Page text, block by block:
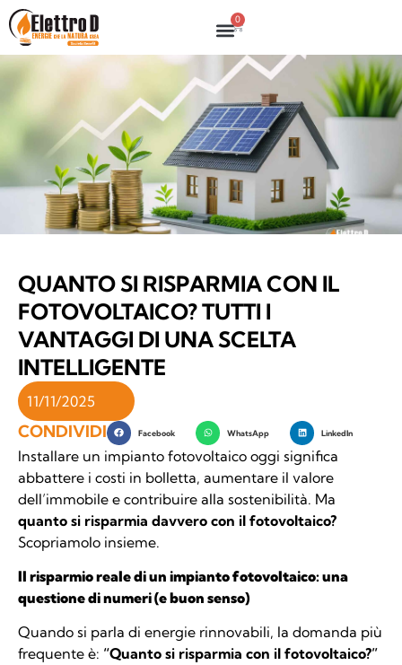
0
QUANTO SI RISPARMIA CON IL
FOTOVOLTAICO? TUTTI I
VANTAGGI DI UNA SCELTA
INTELLIGENTE
11/11/2025
CONDIVIDI Facebook WhatsApp LinkedIn
Installare un impianto fotovoltaico oggi significa
abbattere i costi in bolletta, aumentare il valore
dell’immobile e contribuire alla sostenibilità. Ma
quanto si risparmia davvero con il fotovoltaico?
Scopriamolo insieme.
Il risparmio reale di un impianto fotovoltaico: una
questione di numeri (e buon senso)
Quando si parla di energie rinnovabili, la domanda più
frequente è: “Quanto si risparmia con il fotovoltaico?”